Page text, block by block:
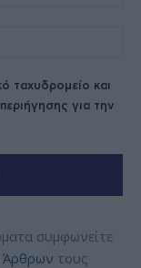
ταχυδρομείο και
για την
συμφωνείτε
Άρθρων τους